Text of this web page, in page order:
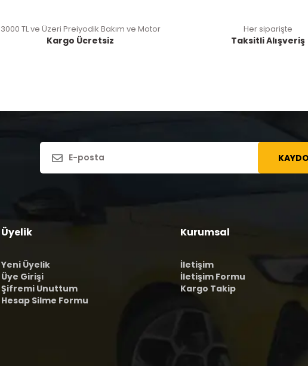
3000 TL ve Üzeri Preiyodik Bakım ve Motor
Kargo Ücretsiz
Her siparişte
Taksitli Alışveriş
Üyelik
Yeni Üyelik
Üye Girişi
Şifremi Unuttum
Hesap Silme Formu
Kurumsal
İletişim
İletişim Formu
Kargo Takip